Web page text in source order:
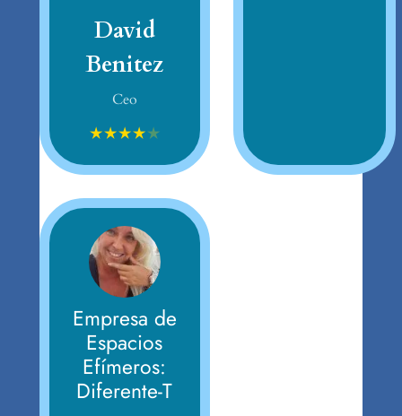
David
Benitez
Ceo
★★★★★
Empresa de
Espacios
Efímeros:
Diferente-T